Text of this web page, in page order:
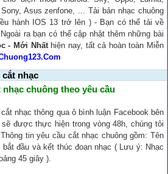
Asus zenfone, ... Tải bản nhạc chuông
hành IOS 13 trở lên ) - Bạn có thể tải về
ra bạn có thể cập nhật thêm những bài
- Mới Nhấthiện nay, tất cả hoàn toàn Miễn
nhạc
chuông theo yêu cầu
nhạc thông qua ô bình luận Facebook bên
được thực hiện trong vòng 48h, chúng tôi
tin yêu cầu cắt nhạc chuông gồm: Tên
đầu và kết thúc đoạn nhạc ( Lưu ý: Nhạc
45 giây ).